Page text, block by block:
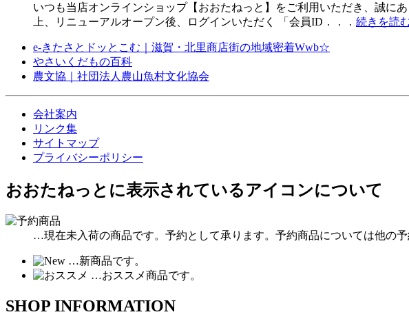
いつも当店オンラインショップ【おおたねっと】をご利用いただき、誠
上、リニューアルオープン後、ログインいただく 「会員ID．．． 続きを読
e-きたさとドッとこむ｜滋賀・北里商店街の地域密着Wwb☆
やさいくだもの百科
農文協｜社団法人農山魚村文化協会
会社案内
リンク集
サイトマップ
プライバシーポリシー
おおたねっとに表示されているアイコンについて
…現在未入荷の商品です。予約として承ります。予約商品については他の
…新商品です。
…おススメ商品です。
SHOP INFORMATION